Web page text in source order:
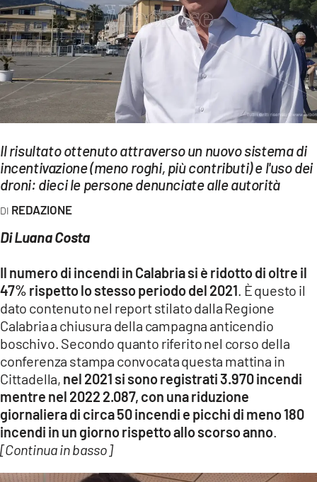
ECONOMIA E LAVORO
EVENTI
SPORT
LAC NETWORK
LaC
LACPLAY.IT
LACTV.IT
LACONAIR.IT
LACITYMAG.IT
ILREGGINO.IT
COSENZACHANNEL.IT
Il risultato ottenuto attraverso un nuovo sistema di
incentivazione (meno roghi, più contributi) e l'uso dei
droni: dieci le persone denunciate alle autorità
REDAZIONE
Di Luana Costa
Il numero di incendi in Calabria si è ridotto di oltre il
47% rispetto lo stesso periodo del 2021 . È questo il
dato contenuto nel report stilato dalla Regione
Calabria a chiusura della campagna anticendio
boschivo. Secondo quanto riferito nel corso della
conferenza stampa convocata questa mattina in
Cittadella, nel 2021 si sono registrati 3.970 incendi
mentre nel 2022 2.087, con una riduzione
giornaliera di circa 50 incendi e picchi di meno 180
incendi in un giorno rispetto allo scorso anno
[Continua in basso]